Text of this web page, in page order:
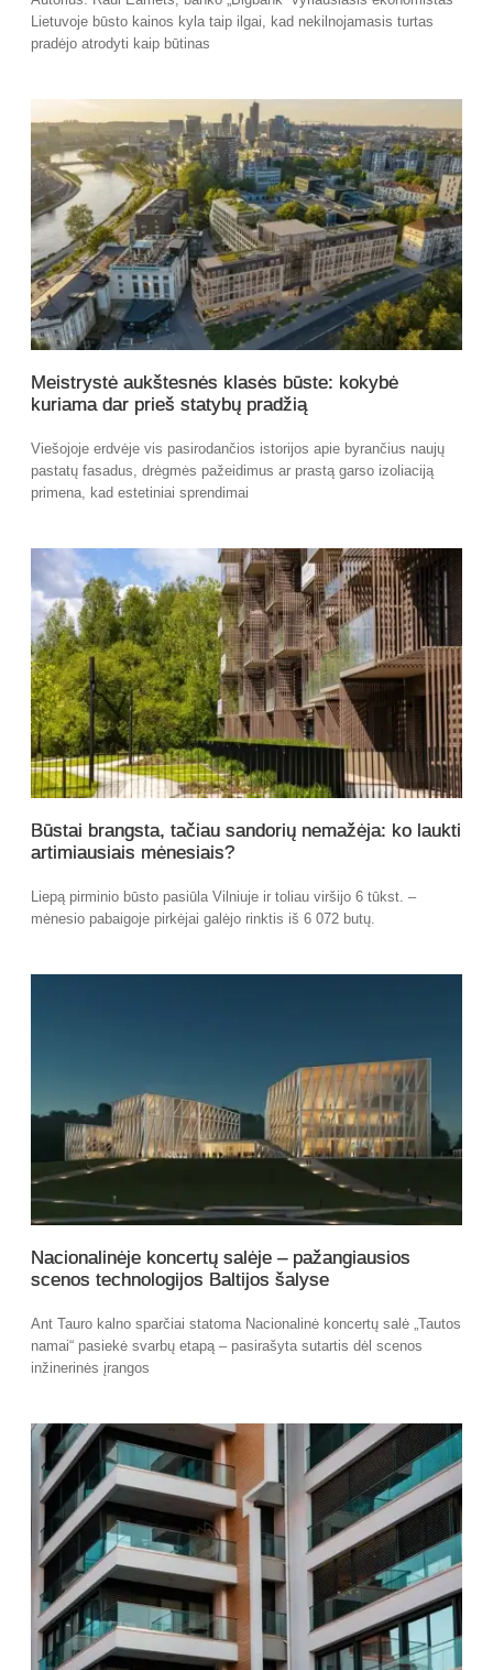
Lietuvoje būsto kainos kyla taip ilgai, kad nekilnojamasis turtas
pradėjo atrodyti kaip būtinas
Meistrystė aukštesnės klasės būste: kokybė
kuriama dar prieš statybų pradžią
Viešojoje erdvėje vis pasirodančios istorijos apie byrančius naujų
pastatų fasadus, drėgmės pažeidimus ar prastą garso izoliaciją
primena, kad estetiniai sprendimai
Būstai brangsta, tačiau sandorių nemažėja: ko laukti
artimiausiais mėnesiais?
Liepą pirminio būsto pasiūla Vilniuje ir toliau viršijo 6 tūkst. –
mėnesio pabaigoje pirkėjai galėjo rinktis iš 6 072 butų.
Nacionalinėje koncertų salėje – pažangiausios
scenos technologijos Baltijos šalyse
Ant Tauro kalno sparčiai statoma Nacionalinė koncertų salė „Tautos
namai“ pasiekė svarbų etapą – pasirašyta sutartis dėl scenos
inžinerinės įrangos